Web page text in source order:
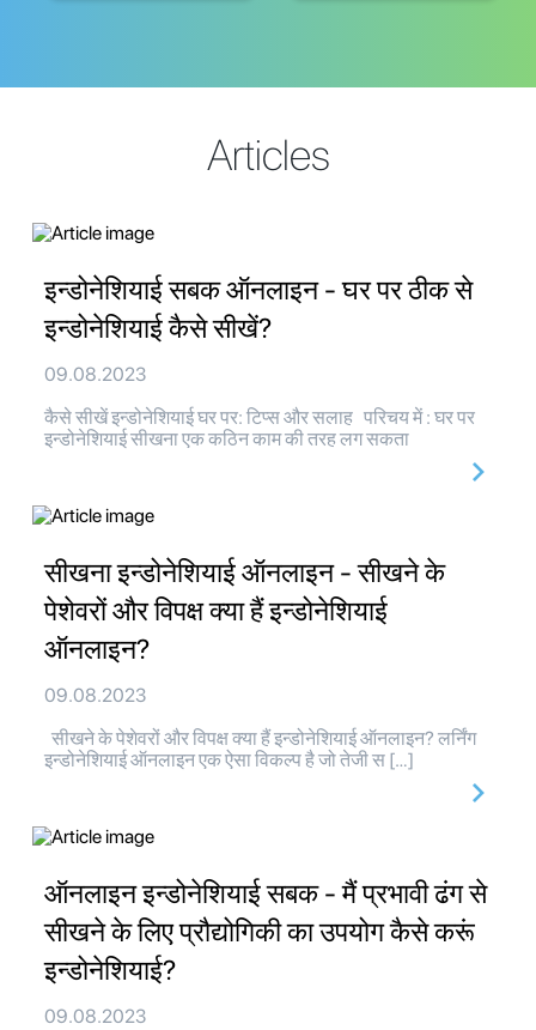
Articles
इन्डोनेशियाई सबक ऑनलाइन - घर पर ठीक से
इन्डोनेशियाई कैसे सीखें?
09.08.2023
कैसे सीखें इन्डोनेशियाई घर पर: टिप्स और सलाह परिचय में : घर पर
इन्डोनेशियाई सीखना एक कठिन काम की तरह लग सकता
सीखना इन्डोनेशियाई ऑनलाइन - सीखने के
पेशेवरों और विपक्ष क्या हैं इन्डोनेशियाई
ऑनलाइन?
09.08.2023
सीखने के पेशेवरों और विपक्ष क्या हैं इन्डोनेशियाई ऑनलाइन? लर्निंग
इन्डोनेशियाई ऑनलाइन एक ऐसा विकल्प है जो तेजी स […]
ऑनलाइन इन्डोनेशियाई सबक - मैं प्रभावी ढंग से
सीखने के लिए प्रौद्योगिकी का उपयोग कैसे करूं
इन्डोनेशियाई?
09.08.2023